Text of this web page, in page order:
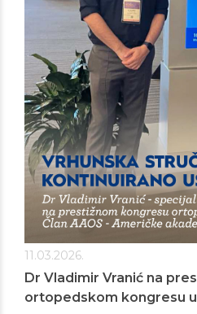
11.03.2026.
Dr Vladimir Vranić na
ortopedskom kongresu